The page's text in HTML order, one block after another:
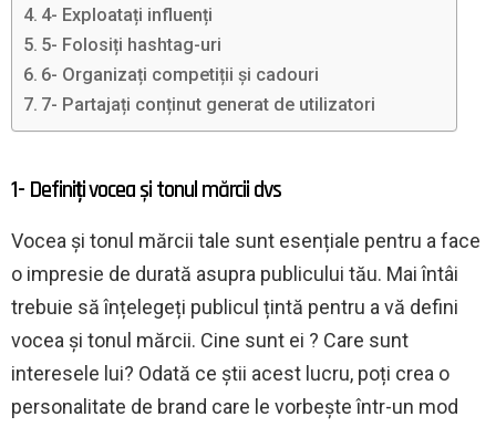
4- Exploatați influenți
5- Folosiți hashtag-uri
6- Organizați competiții și cadouri
7- Partajați conținut generat de utilizatori
1- Definiți vocea și tonul mărcii dvs
Vocea și tonul mărcii tale sunt esențiale pentru a face
o impresie de durată asupra publicului tău. Mai întâi
trebuie să înțelegeți publicul țintă pentru a vă defini
vocea și tonul mărcii. Cine sunt ei ? Care sunt
interesele lui? Odată ce știi acest lucru, poți crea o
personalitate de brand care le vorbește într-un mod